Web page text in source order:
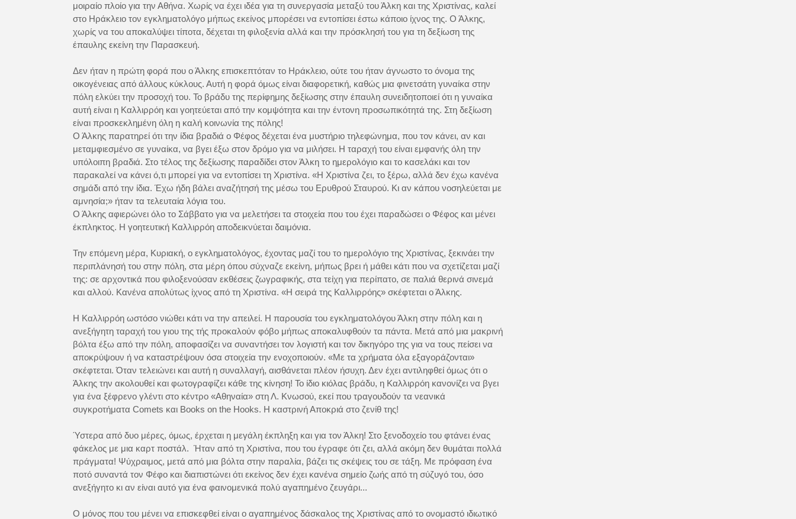
μοιραίο πλοίο για την Αθήνα. Χωρίς να έχει ιδέα για τη συνεργασία μεταξύ του Άλκη και της Χριστίνας, καλεί
στο Ηράκλειο τον εγκληματολόγο μήπως εκείνος μπορέσει να εντοπίσει έστω κάποιο ίχνος της. Ο Άλκης,
χωρίς να του αποκαλύψει τίποτα, δέχεται τη φιλοξενία αλλά και την πρόσκλησή του για τη δεξίωση της
έπαυλης εκείνη την Παρασκευή.
Δεν ήταν η πρώτη φορά που ο Άλκης επισκεπτόταν το Ηράκλειο, ούτε του ήταν άγνωστο το όνομα της
οικογένειας από άλλους κύκλους. Αυτή η φορά όμως είναι διαφορετική, καθώς μια φινετσάτη γυναίκα στην
πόλη ελκύει την προσοχή του. Το βράδυ της περίφημης δεξίωσης στην έπαυλη συνειδητοποιεί ότι η γυναίκα
αυτή είναι η Καλλιρρόη και γοητεύεται από την κομψότητα και την έντονη προσωπικότητά της. Στη δεξίωση
είναι προσκεκλημένη όλη η καλή κοινωνία της πόλης!
Ο Άλκης παρατηρεί ότι την ίδια βραδιά ο Φέφος δέχεται ένα μυστήριο τηλεφώνημα, που τον κάνει, αν και
μεταμφιεσμένο σε γυναίκα, να βγει έξω στον δρόμο για να μιλήσει. Η ταραχή του είναι εμφανής όλη την
υπόλοιπη βραδιά. Στο τέλος της δεξίωσης παραδίδει στον Άλκη το ημερολόγιο και το κασελάκι και τον
παρακαλεί να κάνει ό,τι μπορεί για να εντοπίσει τη Χριστίνα. «Η Χριστίνα ζει, το ξέρω, αλλά δεν έχω κανένα
σημάδι από την ίδια. Έχω ήδη βάλει αναζήτησή της μέσω του Ερυθρού Σταυρού. Κι αν κάπου νοσηλεύεται με
αμνησία;» ήταν τα τελευταία λόγια του.
Ο Άλκης αφιερώνει όλο το Σάββατο για να μελετήσει τα στοιχεία που του έχει παραδώσει ο Φέφος και μένει
έκπληκτος. Η γοητευτική Καλλιρρόη αποδεικνύεται δαιμόνια.
Την επόμενη μέρα, Κυριακή, ο εγκληματολόγος, έχοντας μαζί του το ημερολόγιο της Χριστίνας, ξεκινάει την
περιπλάνησή του στην πόλη, στα μέρη όπου σύχναζε εκείνη, μήπως βρει ή μάθει κάτι που να σχετίζεται μαζί
της: σε αρχοντικά που φιλοξενούσαν εκθέσεις ζωγραφικής, στα τείχη για περίπατο, σε παλιά θερινά σινεμά
και αλλού. Κανένα απολύτως ίχνος από τη Χριστίνα. «Η σειρά της Καλλιρρόης» σκέφτεται ο Άλκης.
Η Καλλιρρόη ωστόσο νιώθει κάτι να την απειλεί. Η παρουσία του εγκληματολόγου Άλκη στην πόλη και η
ανεξήγητη ταραχή του γιου της τής προκαλούν φόβο μήπως αποκαλυφθούν τα πάντα. Μετά από μια μακρινή
βόλτα έξω από την πόλη, αποφασίζει να συναντήσει τον λογιστή και τον δικηγόρο της για να τους πείσει να
αποκρύψουν ή να καταστρέψουν όσα στοιχεία την ενοχοποιούν. «Με τα χρήματα όλα εξαγοράζονται»
σκέφτεται. Όταν τελειώνει και αυτή η συναλλαγή, αισθάνεται πλέον ήσυχη. Δεν έχει αντιληφθεί όμως ότι ο
Άλκης την ακολουθεί και φωτογραφίζει κάθε της κίνηση! Το ίδιο κιόλας βράδυ, η Καλλιρρόη κανονίζει να βγει
για ένα ξέφρενο γλέντι στο κέντρο «Αθηναία» στη Λ. Κνωσού, εκεί που τραγουδούν τα νεανικά
συγκροτήματα Comets και Books on the Hooks. Η καστρινή Αποκριά στο ζενίθ της!
Ύστερα από δυο μέρες, όμως, έρχεται η μεγάλη έκπληξη και για τον Άλκη! Στο ξενοδοχείο του φτάνει ένας
φάκελος με μια καρτ ποστάλ. Ήταν από τη Χριστίνα, που του έγραφε ότι ζει, αλλά ακόμη δεν θυμάται πολλά
πράγματα! Ψύχραιμος, μετά από μια βόλτα στην παραλία, βάζει τις σκέψεις του σε τάξη. Με πρόφαση ένα
ποτό συναντά τον Φέφο και διαπιστώνει ότι εκείνος δεν έχει κανένα σημείο ζωής από τη σύζυγό του, όσο
ανεξήγητο κι αν είναι αυτό για ένα φαινομενικά πολύ αγαπημένο ζευγάρι...
Ο μόνος που του μένει να επισκεφθεί είναι ο αγαπημένος δάσκαλος της Χριστίνας από το ονομαστό ιδιωτικό